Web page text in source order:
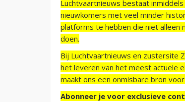
Luchtvaartnieuws bestaat
nieuwkomers met veel minder
platforms te hebben die niet alleen
doen.
Bij Luchtvaartnieuws en zustersite
het leveren van het meest actuele
maakt ons een onmisbare bron
Abonneer je voor exclusieve